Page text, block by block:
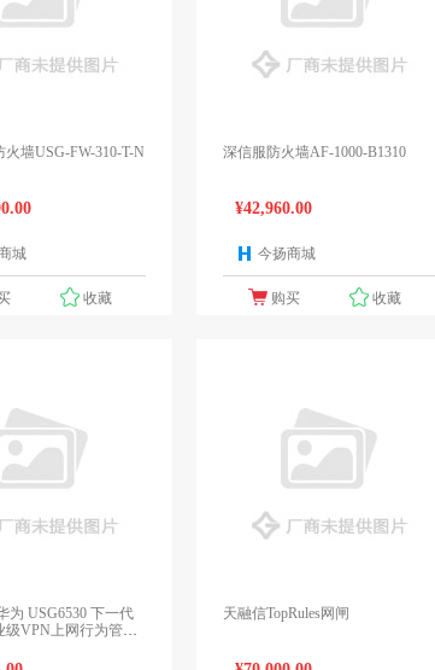
火墙USG-FW-310-T-N
城
收藏
深信服防火墙AF-1000-B1310
¥42,960.00
今扬商城
购买 收藏
为 USG6530 下一代
级VPN上网行为管理
天融信TopRules网闸